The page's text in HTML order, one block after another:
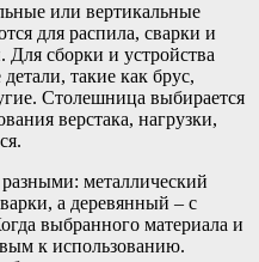
или вертикальные
для распила, сварки и
Для сборки и устройства
такие как брус,
Столешница выбирается
верстака, нагрузки,
металлический
а деревянный – с
выбранного материала и
к использованию.